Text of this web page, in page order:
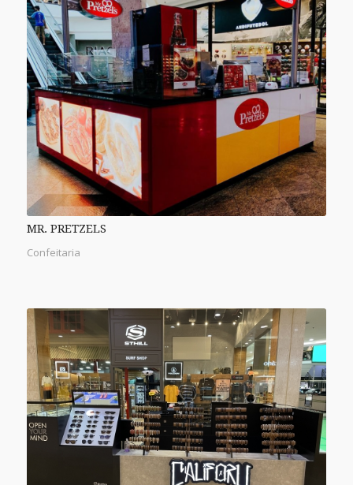
MR. PRETZELS
Confeitaria